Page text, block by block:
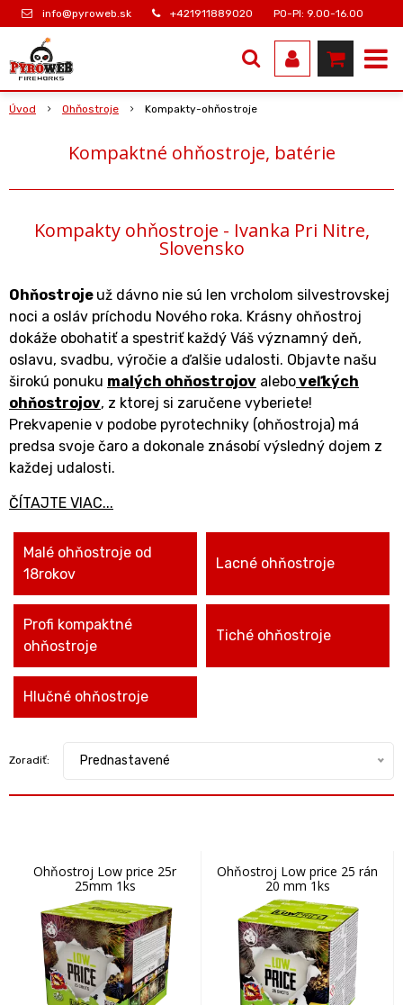
info@pyroweb.sk +421911889020 PO-PI: 9.00-16.00
Úvod Ohňostroje Kompakty-ohňostroje
Kompaktné ohňostroje, batérie
Kompakty ohňostroje - Ivanka Pri Nitre,
Slovensko
Ohňostroje už dávno nie sú len vrcholom silvestrovskej
noci a osláv príchodu Nového roka. Krásny ohňostroj
dokáže obohatiť a spestriť každý Váš významný deň,
oslavu, svadbu, výročie a ďalšie udalosti. Objavte našu
širokú ponuku malých ohňostrojov aleboveľkých
ohňostrojov, z ktorej si zaručene vyberiete!
Prekvapenie v podobe pyrotechniky (ohňostroja) má
predsa svoje čaro a dokonale znásobí výsledný dojem z
každej udalosti.
ČÍTAJTE VIAC...
Malé ohňostroje od
18rokov
Lacné ohňostroje
Profi kompaktné
ohňostroje
Tiché ohňostroje
Hlučné ohňostroje
Zoradiť: Prednastavené
Ohňostroj Low price 25r
25mm 1ks
Ohňostroj Low price 25 rán
20 mm 1ks